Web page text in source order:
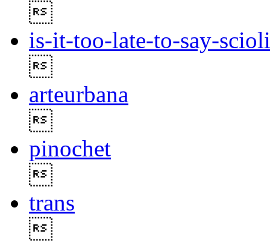
is-it-too-late-to-say-scioli
arteurbana
pinochet
trans